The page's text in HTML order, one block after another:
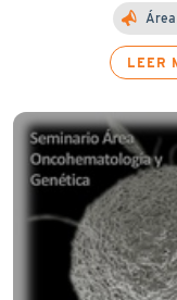
LEER